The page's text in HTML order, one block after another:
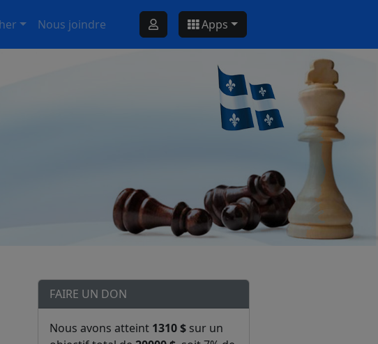
Nous joindre Apps
FAIRE UN DON
Nous avons atteint 1310 $ sur un